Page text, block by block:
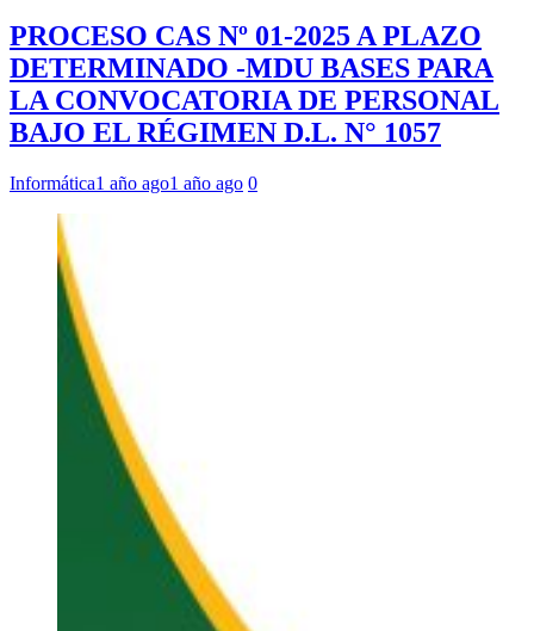
PROCESO CAS Nº 01-2025 A PLAZO
DETERMINADO -MDU BASES PARA
LA CONVOCATORIA DE PERSONAL
BAJO EL RÉGIMEN D.L. N° 1057
Informática1 año ago1 año ago 0